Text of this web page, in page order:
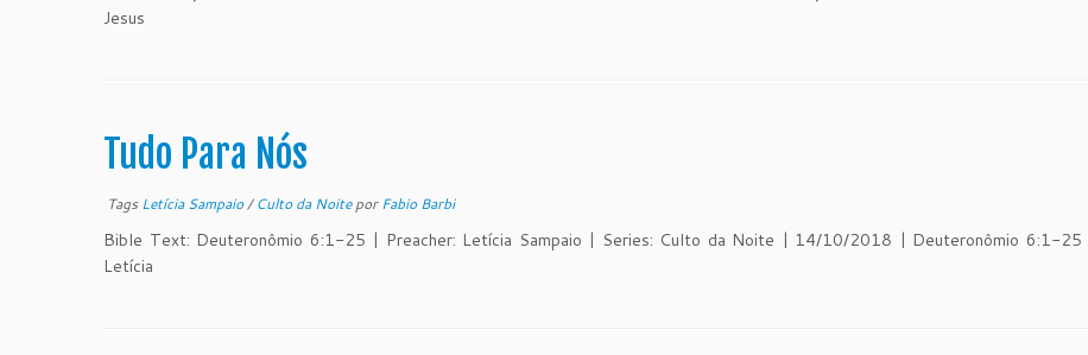
Jesus
Tudo Para Nós
Tags Letícia Sampaio/Culto da NoiteporFabio Barbi
Bible Text: Deuteronômio 6:1-25 | Preacher: Letícia Sampaio | Series: Culto da Noite | 14/10/2018 | Deuteronômio 6:1-
Letícia